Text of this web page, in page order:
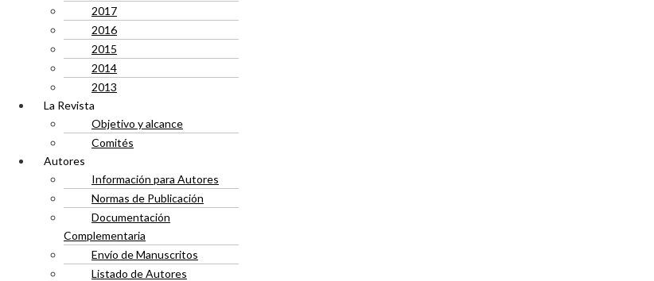
2017
2016
2015
2014
2013
La Revista
Objetivo y alcance
Comités
Autores
Información para Autores
Normas de Publicación
Documentación
Complementaria
Envío de Manuscritos
Listado de Autores